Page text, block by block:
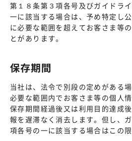
第１８条第３項各号及びガイドラ
一に該当する場合は、予め特定し
に必要な範囲を超えてお客さま等
とがあります。
保存期間
当社は、法令で別段の定めがある
必要な範囲内でお客さま等の個人
保存期間経過後又は利用目的達成
報を遅滞なく消去します。但し、
項各号の一に該当する場合はこの